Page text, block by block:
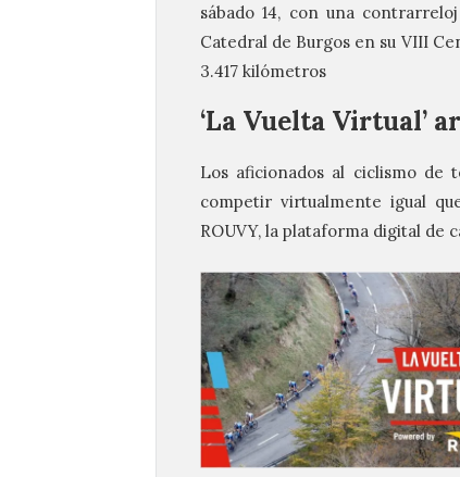
sábado 14, con una
Catedral de Burgos en su VIII
3.417 kilómetros
‘La Vuelta Virtual’
Los aficionados al ciclismo de
competir virtualmente igual
ROUVY, la plataforma digital de